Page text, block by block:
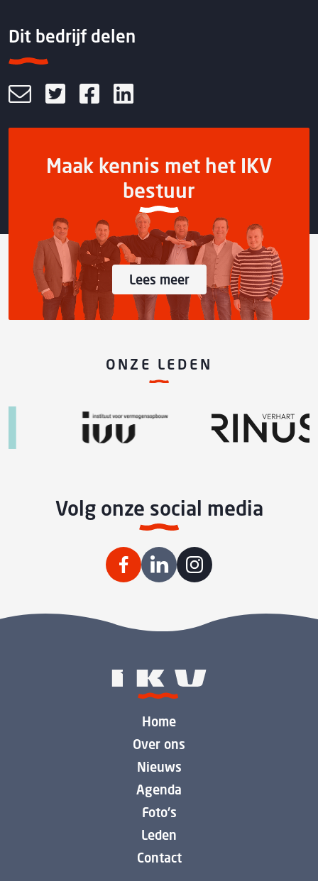
Dit bedrijf delen
Maak kennis met het IKV
bestuur
Lees meer
ONZE LEDEN
Volg onze social media
Home
Over ons
Nieuws
Agenda
Foto's
Leden
Contact